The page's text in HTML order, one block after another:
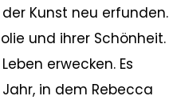
Kunst neu erfunden.
und ihrer Schönheit.
erwecken. Es
in dem Rebecca